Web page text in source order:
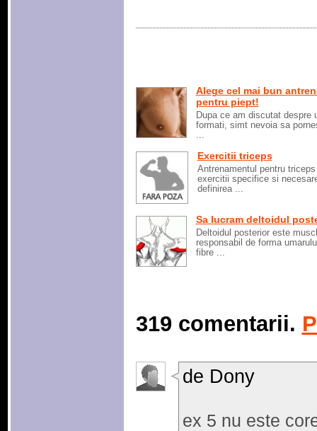
Alege cel mai bun
pentru piept!
Dupa ce am discutat despre
formati, simt nevoia sa
...
Exercitii triceps
Antrenamentul pentru
exercitii specifice si
definirea ...
Sa lucram deltoidul
Deltoidul posterior este
responsabil de forma
fibre ...
319 comentarii.
de Dony
ex 5 nu este